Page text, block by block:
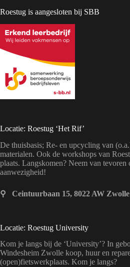
Roestug is aangesloten bij SBB
Locatie: Roestug ‘Het Rif’
De thuisbasis; Re- en upcycling van
materialen. Ook de workshops van
plaats. Langskomen? Neem van tevoren
aanwezigheid!
⚲ Ceintuurbaan 15, 8022 AW Zwolle
Locatie: Roestug University
Kom je langs bij de ‘University’? In
Windesheim Zwolle koop, huur en
(open)fietswerkplaats. Kom je langs?